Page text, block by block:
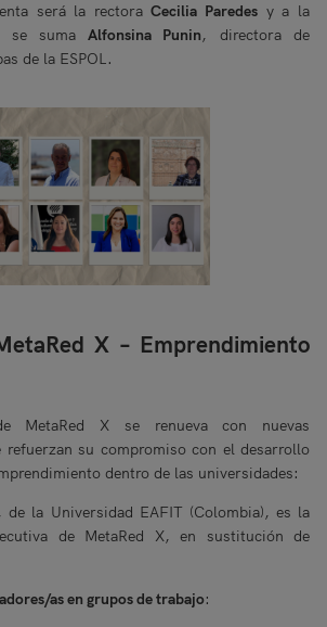
será la rectoraCecilia Paredes y a la
se sumaAlfonsina Punin, directora de
de la ESPOL.
X – Emprendimiento
MetaRed X se renueva con nuevas
refuerzan su compromiso con el desarrollo
dentro de las universidades:
, de la Universidad EAFIT (Colombia), es la
de MetaRed X, en sustitución de
as en grupos de trabajo: